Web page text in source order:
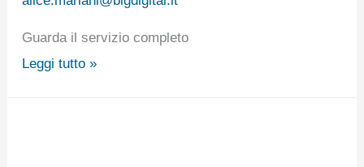
Guarda il servizio completo
2023
Leggi tutto »